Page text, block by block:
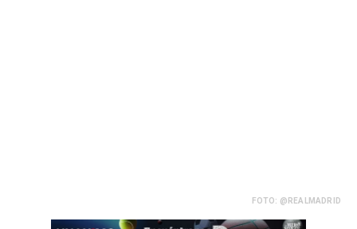
FOTO: @REALMADRID